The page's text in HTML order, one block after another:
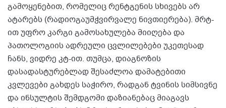
გამოყენებით, რომელიც რენტგენის სხივებს არ
ატარებს (რადიოგაუმჭვირვალე ნივთიერება). მრტ-
ით უფრო კარგი გამოსახულება მიიღება და
პათოლოგიის ადრეული ცვლილებები უკეთესად
ჩანს, ვიდრე კტ-ით. თუმცა, დიაგნოზის
დასადასტურებლად შესაძლოა დამატებითი
კვლევები გახდეს საჭირო, რადგან ტვინის სიმსივნე
და ინსულტის შემდგომი დაზიანებაც მიაგავს